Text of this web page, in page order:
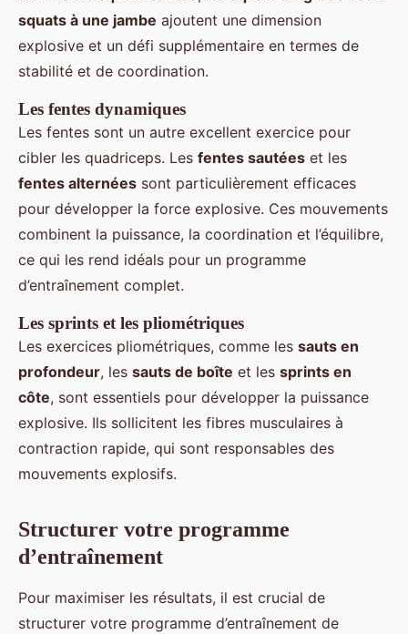
squats à une jambe ajoutent une dimension
explosive et un défi supplémentaire en termes de
stabilité et de coordination.
Les fentes dynamiques
Les fentes sont un autre excellent exercice pour
cibler les quadriceps. Les fentes sautées et les
fentes alternées sont particulièrement efficaces
pour développer la force explosive. Ces mouvements
combinent la puissance, la coordination et l’équilibre,
ce qui les rend idéals pour un programme
d’entraînement complet.
Les sprints et les pliométriques
Les exercices pliométriques, comme les sauts en
profondeur, les sauts de boîte et les sprints en
côte, sont essentiels pour développer la puissance
explosive. Ils sollicitent les fibres musculaires à
contraction rapide, qui sont responsables des
mouvements explosifs.
Structurer votre programme
d’entraînement
Pour maximiser les résultats, il est crucial de
structurer votre programme d’entraînement de